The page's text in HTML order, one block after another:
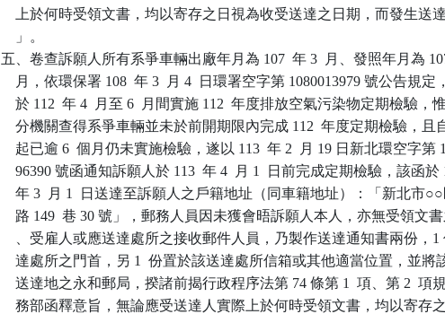
上於何時受領文書，均以寄存之日視為收受送達之日期，而發生送
    」。
五、卷查訴願人所有系爭車輛出廠年月為 107  年 3  月、發照年月為
月，依環保署 108  年 3  月 4  日環署空字第 1080013979 號公告規定
於 112  年 4  月至 6  月間實施 112  年度排放空氣污染物定期檢驗，
分機關查得系爭車輛並未於前開期限內完成 112  年度定期檢驗，且
起已逾 6  個月仍未實施檢驗，遂以 113  年 2  月 19 日新北環空字第
96390 號函通知訴願人於 113  年 4  月 1  日前完成定期檢驗，該函於
年 3  月 1  日送達至訴願人之戶籍地址（同車籍地址）：「新北市
路 149  巷 30 號」，郵務人員因未獲會晤訴願人本人，亦無受領文
、受雇人或應送達處所之接收郵件人員，乃製作送達通知書兩份，1
達處所之門首，另 1  份置於該送達處所信箱或其他適當位置，並將
送達地之永和郵局，揆諸前揭行政程序法第 74 條第 1  項、第 2  項
務部函釋意旨，無論應受送達人實際上於何時受領文書，均以寄存